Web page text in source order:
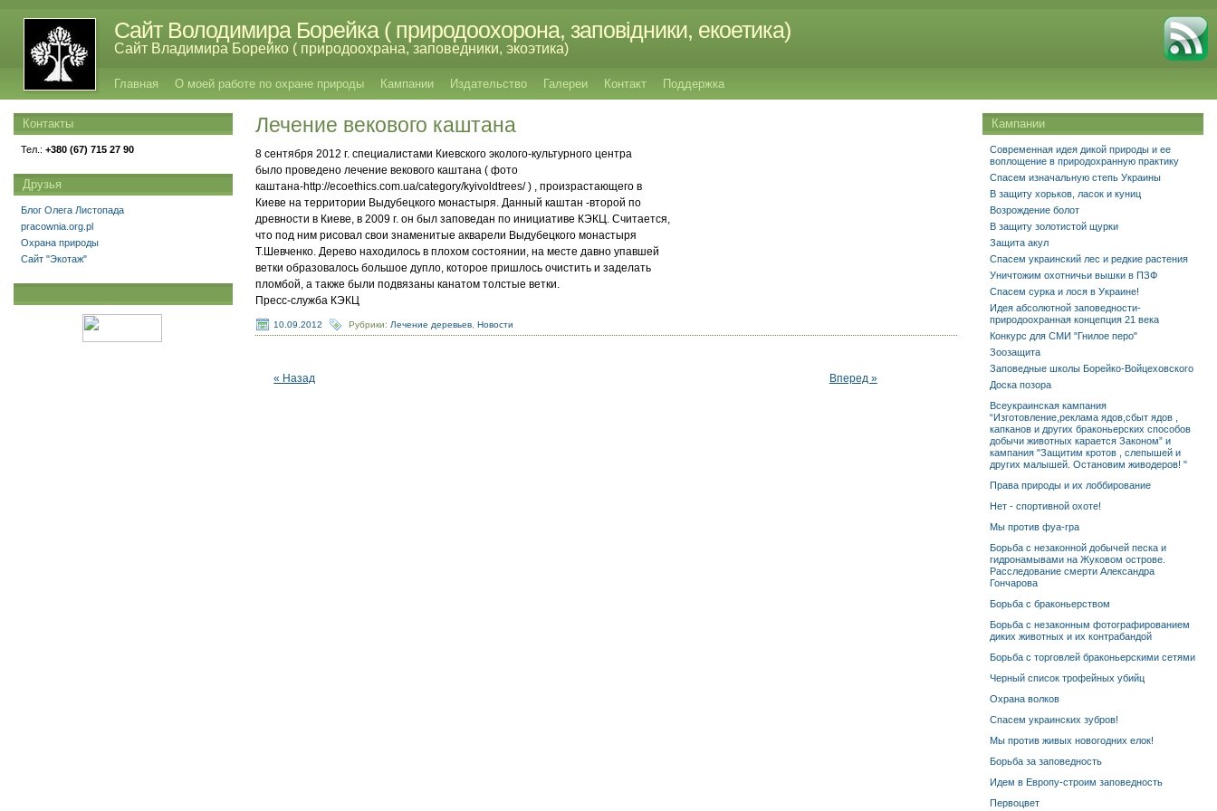
Сайт Володимира Борейка ( природоохорона, заповідники, екоетика)
Сайт Владимира Борейко ( природоохрана, заповедники, экоэтика)
Главная О моей работе по охране природы Кампании Издательство Галереи Контакт Поддержка
Лечение векового каштана
8 сентября 2012 г. специалистами Киевского эколого-культурного центра
было проведено лечение векового каштана ( фото
каштана-http://ecoethics.com.ua/category/kyivoldtrees/ ) , произрастающего в
Киеве на территории Выдубецкого монастыря. Данный каштан -второй по
древности в Киеве, в 2009 г. он был заповедан по инициативе КЭКЦ. Считается,
что под ним рисовал свои знаменитые акварели Выдубецкого монастыря
Т.Шевченко. Дерево находилось в плохом состоянии, на месте давно упавшей
ветки образовалось большое дупло, которое пришлось очистить и заделать
пломбой, а также были подвязаны канатом толстые ветки.
Пресс-служба КЭКЦ
10.09.2012 Рубрики: Лечение деревьев ,Новости
« Назад Вперед »
Кампании
Современная идея дикой природы и ее
воплощение в природохранную практику
Спасем изначальную степь Украины
В защиту хорьков, ласок и куниц
Возрождение болот
В защиту золотистой щурки
Защита акул
Спасем украинский лес и редкие растения
Уничтожим охотничьи вышки в ПЗФ
Спасем сурка и лося в Украине!
Идея абсолютной заповедности-
природоохранная концепция 21 века
Конкурс для СМИ "Гнилое перо"
Зоозащита
Заповедные школы Борейко-Войцеховского
Доска позора
Всеукраинская кампания
“Изготовление,реклама ядов,сбыт ядов ,
капканов и других браконьерских способов
добычи животных карается Законом” и
кампания "Защитим кротов , слепышей и
других малышей. Остановим живодеров! "
Права природы и их лоббирование
Нет - спортивной охоте!
Мы против фуа-гра
Борьба с незаконной добычей песка и
гидронамывами на Жуковом острове.
Расследование смерти Александра
Гончарова
Борьба с браконьерством
Борьба с незаконным фотографированием
диких животных и их контрабандой
Борьба с торговлей браконьерскими сетями
Черный список трофейных убийц
Охрана волков
Спасем украинских зубров!
Мы против живых новогодних елок!
Борьба за заповедность
Идем в Европу-строим заповедность
Первоцвет
Контакты
Тел.: +380 (67) 715 27 90
Друзья
Блог Олега Листопада
pracownia.org.pl
Охрана природы
Сайт "Экотаж"